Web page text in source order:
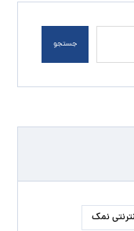
جستجو
نمک